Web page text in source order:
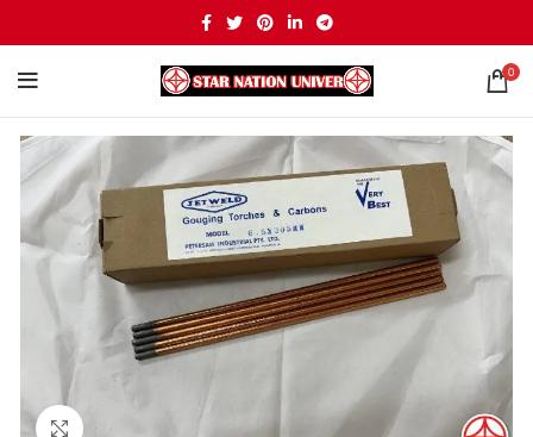
0
Click to enlarge